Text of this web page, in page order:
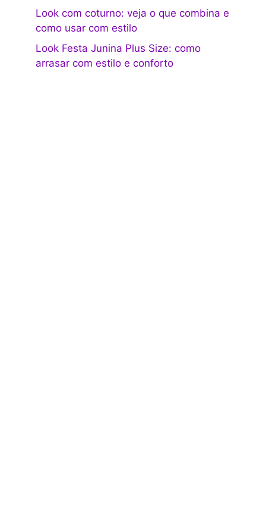
Look com coturno: veja o que combina e
como usar com estilo
Look Festa Junina Plus Size: como
arrasar com estilo e conforto